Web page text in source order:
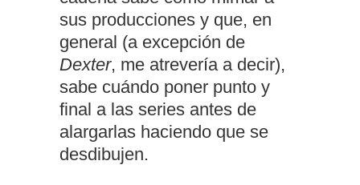
sus producciones y que, en
general (a excepción de
Dexter, me atrevería a decir),
sabe cuándo poner punto y
final a las series antes de
alargarlas haciendo que se
desdibujen.